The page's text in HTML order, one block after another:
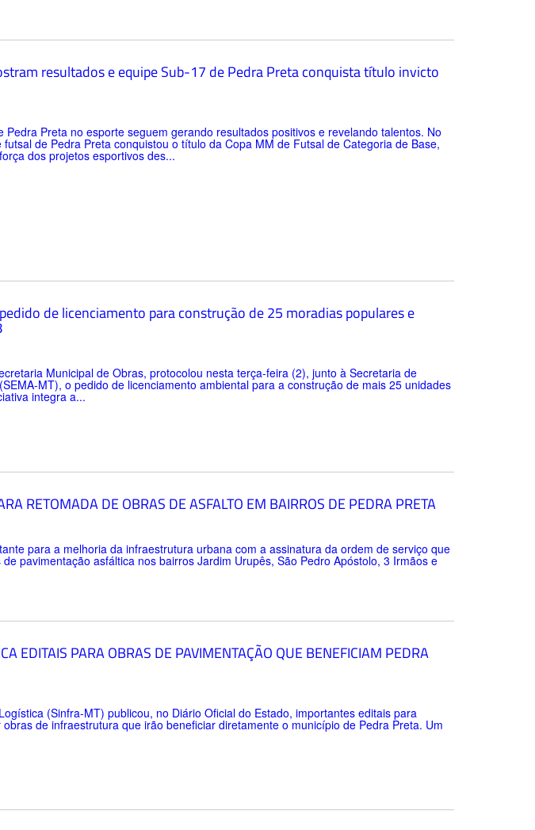
resultados e equipe Sub-17 de Pedra Preta conquista título invicto
Preta no esporte seguem gerando resultados positivos e revelando talentos. No
de Pedra Preta conquistou o título da Copa MM de Futsal de Categoria de Base,
dos projetos esportivos des...
de licenciamento para construção de 25 moradias populares e
Municipal de Obras, protocolou nesta terça-feira (2), junto à Secretaria de
MT), o pedido de licenciamento ambiental para a construção de mais 25 unidades
integra a...
RETOMADA DE OBRAS DE ASFALTO EM BAIRROS DE PEDRA PRETA
para a melhoria da infraestrutura urbana com a assinatura da ordem de serviço que
pavimentação asfáltica nos bairros Jardim Urupês, São Pedro Apóstolo, 3 Irmãos e
EDITAIS PARA OBRAS DE PAVIMENTAÇÃO QUE BENEFICIAM PEDRA
(Sinfra-MT) publicou, no Diário Oficial do Estado, importantes editais para
de infraestrutura que irão beneficiar diretamente o município de Pedra Preta. Um